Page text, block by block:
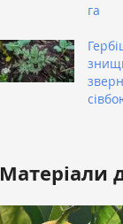
га
Матеріали